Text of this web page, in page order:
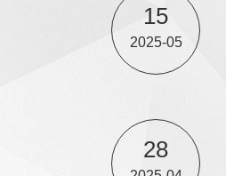
15
2025-05
28